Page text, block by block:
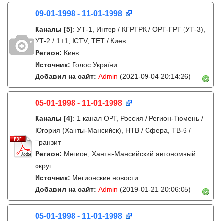
09-01-1998 - 11-01-1998
Каналы [5]: УТ-1, Интер / КГРТРК / ОРТ-ГРТ (УТ-3),
УТ-2 / 1+1, ICTV, ТЕТ / Киев
Регион: Киев
Источник: Голос України
Добавил на сайт: Admin (2021-09-04 20:14:26)
05-01-1998 - 11-01-1998
Каналы [4]: 1 канал ОРТ, Россия / Регион-Тюмень /
Югория (Ханты-Мансийск), НТВ / Сфера, ТВ-6 /
Транзит
Регион: Мегион, Ханты-Мансийский автономный
округ
Источник: Мегионские новости
Добавил на сайт: Admin (2019-01-21 20:06:05)
05-01-1998 - 11-01-1998